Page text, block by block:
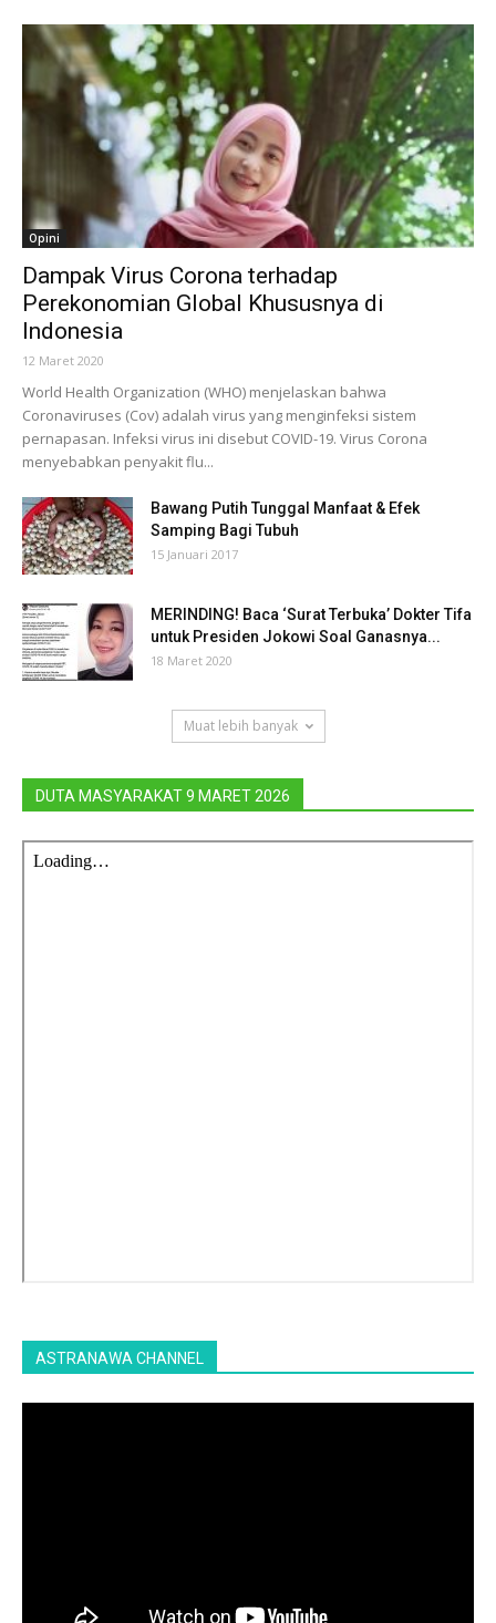
Opini
Dampak Virus Corona terhadap
Perekonomian Global Khususnya di
Indonesia
12 Maret 2020
World Health Organization (WHO) menjelaskan bahwa
Coronaviruses (Cov) adalah virus yang menginfeksi sistem
pernapasan. Infeksi virus ini disebut COVID-19. Virus Corona
menyebabkan penyakit flu...
Bawang Putih Tunggal Manfaat & Efek
Samping Bagi Tubuh
15 Januari 2017
MERINDING! Baca ‘Surat Terbuka’ Dokter Tifa
untuk Presiden Jokowi Soal Ganasnya...
18 Maret 2020
Muat lebih banyak
DUTA MASYARAKAT 9 MARET 2026
ASTRANAWA CHANNEL